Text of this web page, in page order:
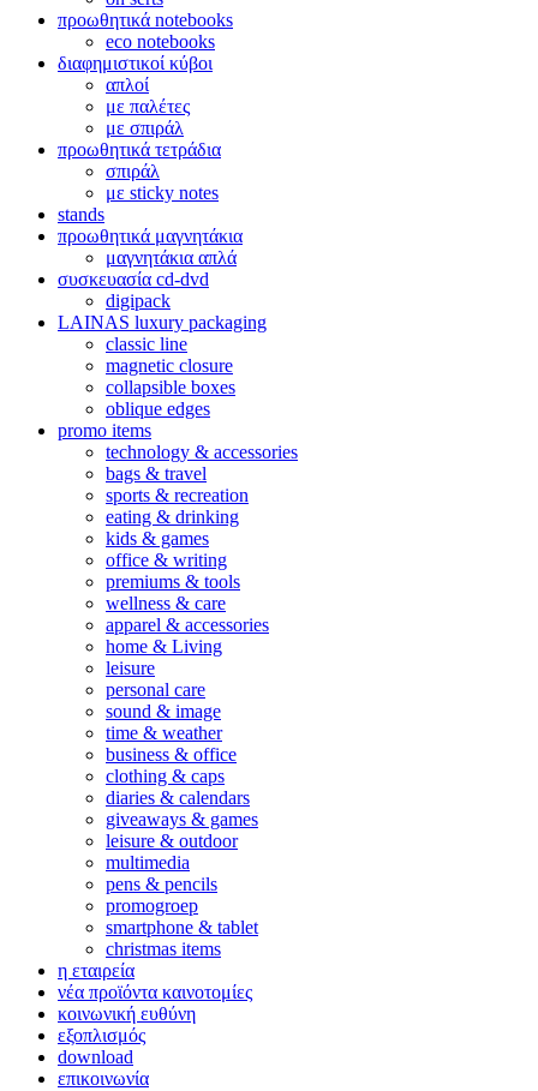
προωθητικά notebooks
eco notebooks
διαφημιστικοί κύβοι
απλοί
με παλέτες
με σπιράλ
προωθητικά τετράδια
σπιράλ
με sticky notes
stands
προωθητικά μαγνητάκια
μαγνητάκια απλά
συσκευασία cd-dvd
digipack
LAINAS luxury packaging
classic line
magnetic closure
collapsible boxes
oblique edges
promo items
technology & accessories
bags & travel
sports & recreation
eating & drinking
kids & games
office & writing
premiums & tools
wellness & care
apparel & accessories
home & Living
leisure
personal care
sound & image
time & weather
business & office
clothing & caps
diaries & calendars
giveaways & games
leisure & outdoor
multimedia
pens & pencils
promogroep
smartphone & tablet
christmas items
η εταιρεία
νέα προϊόντα καινοτομίες
κοινωνική ευθύνη
εξοπλισμός
download
επικοινωνία